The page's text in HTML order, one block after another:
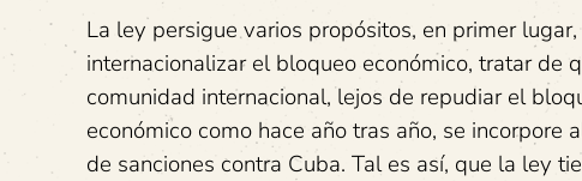
La ley persigue varios propósitos, en primer lugar,
internacionalizar el bloqueo económico, tratar de
comunidad internacional, lejos de repudiar el
económico como hace año tras año, se incorpore
de sanciones contra Cuba. Tal es así, que la ley